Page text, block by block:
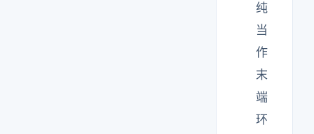
纯
当
作
末
端
环